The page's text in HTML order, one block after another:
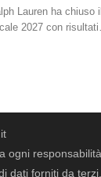
Lauren ha chiuso
2027 con
ogni
dati forniti da